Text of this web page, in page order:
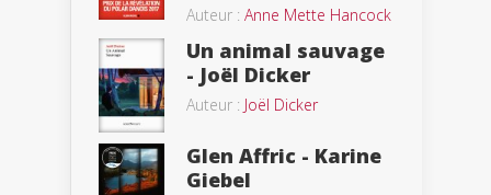
Auteur : Anne Mette Hancock
Un animal sauvage
- Joël Dicker
Auteur : Joël Dicker
Glen Affric - Karine
Giebel